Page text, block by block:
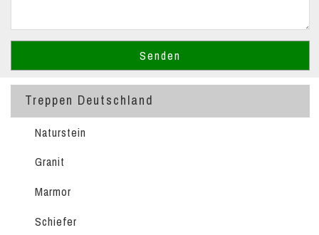
Treppen Deutschland
Naturstein
Granit
Marmor
Schiefer